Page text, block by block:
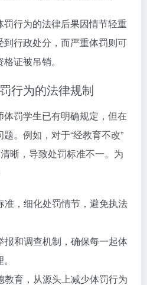
行为的法律后果因情节轻重
行政处分，而严重体罚则可
证被吊销。
行为的法律规制
罚学生已有明确规定，但在
。例如，对于“经教育不改”
晰，导致处罚标准不一。为
准，细化处罚情节，避免执法
报和调查机制，确保每一起体
育，从源头上减少体罚行为